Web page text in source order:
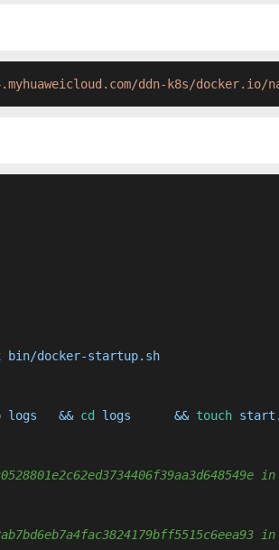
ddn-k8s/
bin/docker-startup.sh
-p logs 	&& cd logs 	&& touch